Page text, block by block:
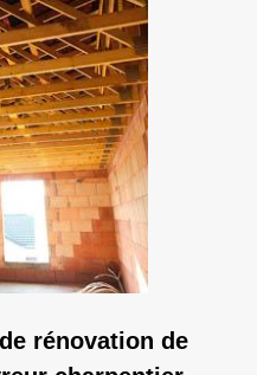
rénovation de